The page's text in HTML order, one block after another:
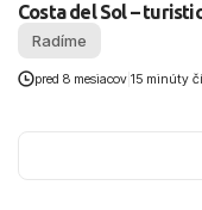
Costa del Sol –
Radíme
pred 8 mesiacov 15 minúty